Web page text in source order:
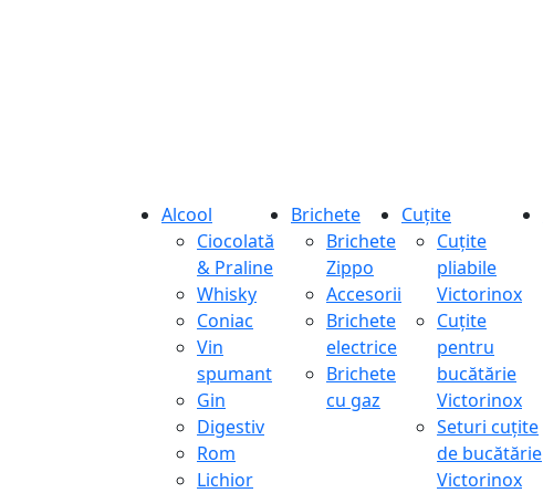
Alcool
Ciocolată
& Praline
Whisky
Coniac
Vin
spumant
Gin
Digestiv
Rom
Lichior
Brichete
Brichete
Zippo
Accesorii
Brichete
electrice
Brichete
cu gaz
Cuțite
Cuțite
pliabile
Victorinox
Cuțite
pentru
bucătărie
Victorinox
Seturi cuțite
de bucătărie
Victorinox